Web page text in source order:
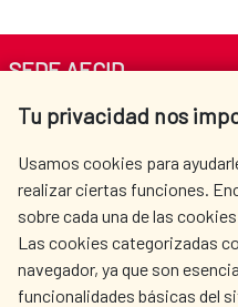
Tu privacidad nos
Usamos cookies para
realizar ciertas funciones.
sobre cada una de las
Las cookies categorizadas
navegador, ya que son
funcionalidades básicas del
SEDE AECID
Av. Reyes Católicos 4 - 28040
centro.informacion@aecid.es
LA AECID
ACCIÓN HUMANITARIA